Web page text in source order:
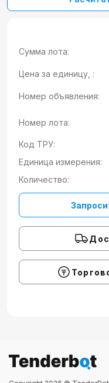
Сумма лота:
Цена за единицу, :
Номер объявления:
Номер лота:
Код ТРУ:
Единица измерения:
Количество: